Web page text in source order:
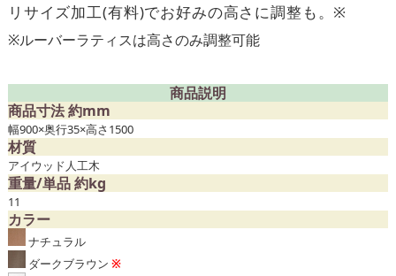
リサイズ加工(有料)でお好みの高さに調整も。※
※ルーバーラティスは高さのみ調整可能
商品説明
商品寸法 約mm
幅900×奥行35×高さ1500
材質
アイウッド人工木
重量/単品 約kg
11
カラー
ナチュラル
ダークブラウン ※